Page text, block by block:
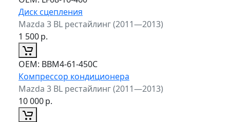
Диск сцепления
Mazda 3 BL рестайлинг (2011—2013)
1 500р.
ОЕМ: BBM4-61-450C
Компрессор кондиционера
Mazda 3 BL рестайлинг (2011—2013)
10 000р.